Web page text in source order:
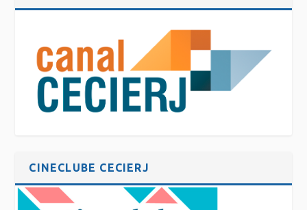
CINECLUBE CECIERJ